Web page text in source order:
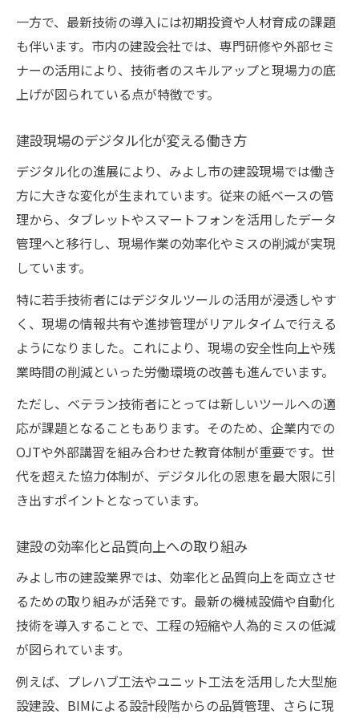
一方で、最新技術の導入には初期投資や人材育成の課題
も伴います。市内の建設会社では、専門研修や外部セミ
ナーの活用により、技術者のスキルアップと現場力の底
上げが図られている点が特徴です。
建設現場のデジタル化が変える働き方
デジタル化の進展により、みよし市の建設現場では働き
方に大きな変化が生まれています。従来の紙ベースの管
理から、タブレットやスマートフォンを活用したデータ
管理へと移行し、現場作業の効率化やミスの削減が実現
しています。
特に若手技術者にはデジタルツールの活用が浸透しやす
く、現場の情報共有や進捗管理がリアルタイムで行える
ようになりました。これにより、現場の安全性向上や残
業時間の削減といった労働環境の改善も進んでいます。
ただし、ベテラン技術者にとっては新しいツールへの適
応が課題となることもあります。そのため、企業内での
OJTや外部講習を組み合わせた教育体制が重要です。世
代を超えた協力体制が、デジタル化の恩恵を最大限に引
き出すポイントとなっています。
建設の効率化と品質向上への取り組み
みよし市の建設業界では、効率化と品質向上を両立させ
るための取り組みが活発です。最新の機械設備や自動化
技術を導入することで、工程の短縮や人為的ミスの低減
が図られています。
例えば、プレハブ工法やユニット工法を活用した大型施
設建設、BIMによる設計段階からの品質管理、さらに現